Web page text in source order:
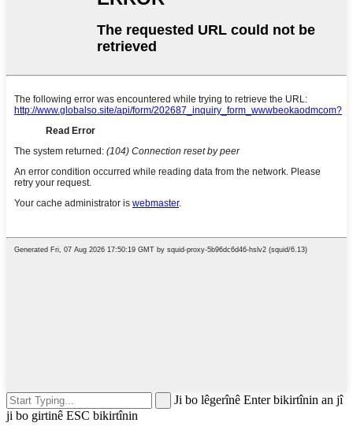
Ji bo lêgerînê Enter bikirtînin an jî
ji bo girtinê ESC bikirtînin